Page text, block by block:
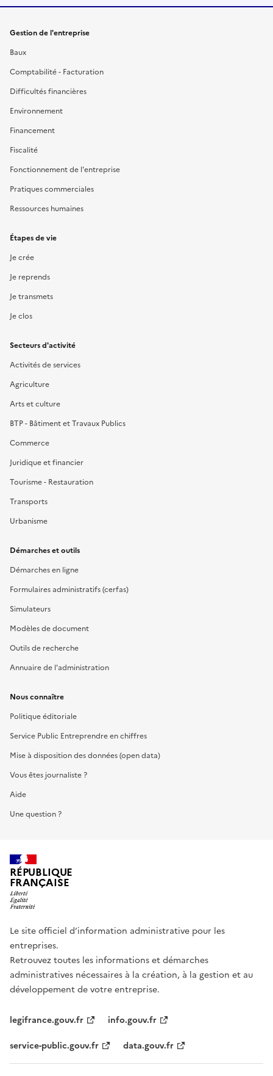
Gestion de l'entreprise
Baux
Comptabilité - Facturation
Difficultés financières
Environnement
Financement
Fiscalité
Fonctionnement de l'entreprise
Pratiques commerciales
Ressources humaines
Étapes de vie
Je crée
Je reprends
Je transmets
Je clos
Secteurs d'activité
Activités de services
Agriculture
Arts et culture
BTP - Bâtiment et Travaux Publics
Commerce
Juridique et financier
Tourisme - Restauration
Transports
Urbanisme
Démarches et outils
Démarches en ligne
Formulaires administratifs (cerfas)
Simulateurs
Modèles de document
Outils de recherche
Annuaire de l'administration
Nous connaître
Politique éditoriale
Service Public Entreprendre en chiffres
Mise à disposition des données (open data)
Vous êtes journaliste ?
Aide
Une question ?
RÉPUBLIQUE
FRANÇAISE
Le site officiel d’information administrative pour les
entreprises.
Retrouvez toutes les informations et démarches
administratives nécessaires à la création, à la gestion et au
développement de votre entreprise.
legifrance.gouv.fr
info.gouv.fr
service-public.gouv.fr
data.gouv.fr